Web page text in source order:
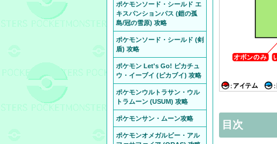
目次
ポケモンソード・シールド エ
キスパンションパス (鎧の孤
島/冠の雪原) 攻略
ポケモンソード・シールド (剣
盾) 攻略
ポケモン Let's Go! ピカチュ
ウ・イーブイ (ピカブイ) 攻略
ポケモンウルトラサン・ウル
トラムーン (USUM) 攻略
ポケモンサン・ムーン攻略
ポケモンオメガルビー・アル